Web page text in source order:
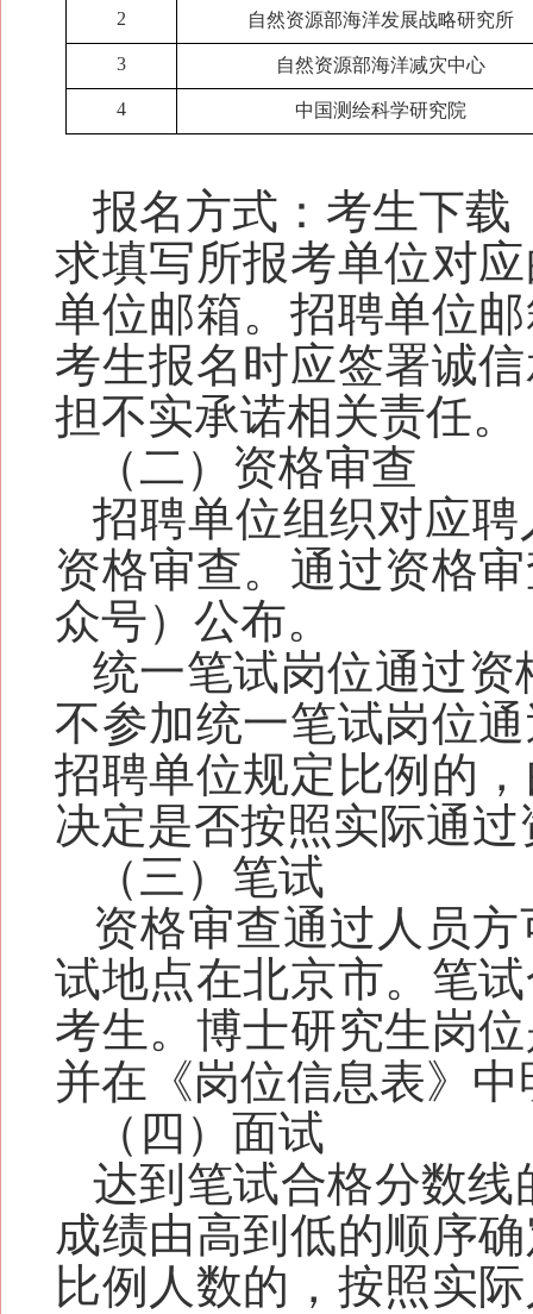
2 自然资源部海洋发展战略研究所
3 自然资源部海洋减灾中心
4 中国测绘科学研究院
报名方式：考生下载
求填写所报考单位对
单位邮箱。 招聘单位
考生报名时应签署诚
担不实承诺相关责任。
（二）资格审查
招聘单位组织对应
资格审查。通过资格
众号）公布。
统一笔试岗位通过资
不参加统一笔试岗位
招聘单位规定比例的，
决定是否按照实际通
（三）笔试
资格审查通过人员
试地点在北京市。 笔
考生。博士研究生岗位
并在《岗位信息表》中
（四）面试
达到笔试合格分数线
成绩由高到低的顺序
比例人数的，按照实